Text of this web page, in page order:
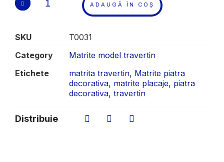
ADAUGĂ ÎN COȘ
SKU
T0031
Category
Matrite model travertin
Etichete
matrita travertin, Matrite piatra
decorativa, matrite placaje, piatra
decorativa, travertin
Distribuie